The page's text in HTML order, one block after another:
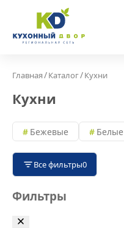
Главная/Каталог/Кухни
Кухни
Бежевые Белые
Все фильтры0
Фильтры